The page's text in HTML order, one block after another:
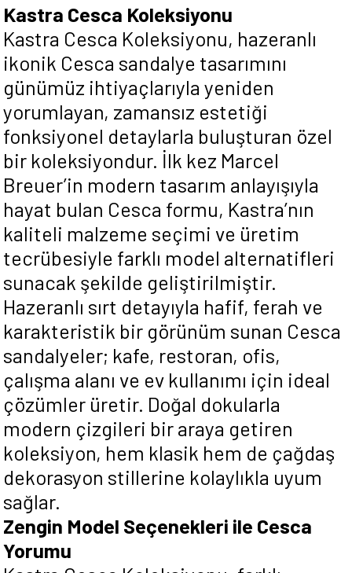
Kastra Cesca Koleksiyonu
Kastra Cesca Koleksiyonu, hazeranlı
ikonik Cesca sandalye tasarımını
günümüz ihtiyaçlarıyla yeniden
yorumlayan, zamansız estetiği
fonksiyonel detaylarla buluşturan özel
bir koleksiyondur. İlk kez Marcel
Breuer’in modern tasarım anlayışıyla
hayat bulan Cesca formu, Kastra’nın
kaliteli malzeme seçimi ve üretim
tecrübesiyle farklı model alternatifleri
sunacak şekilde geliştirilmiştir.
Hazeranlı sırt detayıyla hafif, ferah ve
karakteristik bir görünüm sunan Cesca
sandalyeler; kafe, restoran, ofis,
çalışma alanı ve ev kullanımı için ideal
çözümler üretir. Doğal dokularla
modern çizgileri bir araya getiren
koleksiyon, hem klasik hem de çağdaş
dekorasyon stillerine kolaylıkla uyum
sağlar.
Zengin Model Seçenekleri ile Cesca
Yorumu